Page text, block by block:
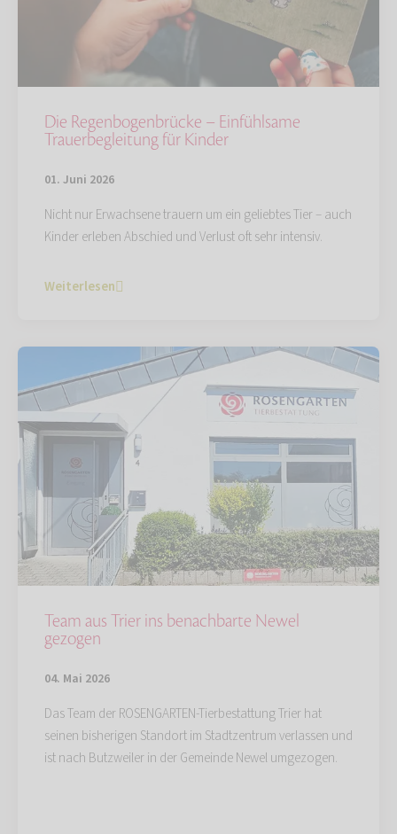
Die Regenbogenbrücke – Einfühlsame
Trauerbegleitung für Kinder
01. Juni 2026
Nicht nur Erwachsene trauern um ein geliebtes Tier – auch
Kinder erleben Abschied und Verlust oft sehr intensiv.
Weiterlesen
Team aus Trier ins benachbarte Newel
gezogen
04. Mai 2026
Das Team der ROSENGARTEN-Tierbestattung Trier hat
seinen bisherigen Standort im Stadtzentrum verlassen und
ist nach Butzweiler in der Gemeinde Newel umgezogen.